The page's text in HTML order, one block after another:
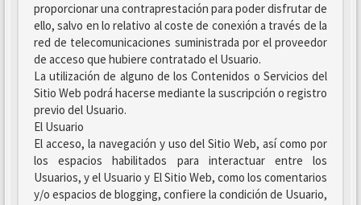
proporcionar una contraprestación para poder disfrutar de
ello, salvo en lo relativo al coste de conexión a través de la
red de telecomunicaciones suministrada por el proveedor
de acceso que hubiere contratado el Usuario.
La utilización de alguno de los Contenidos o Servicios del
Sitio Web podrá hacerse mediante la suscripción o registro
previo del Usuario.
El Usuario
El acceso, la navegación y uso del Sitio Web, así como por
los espacios habilitados para interactuar entre los
Usuarios, y el Usuario y El Sitio Web, como los comentarios
y/o espacios de blogging, confiere la condición de Usuario,